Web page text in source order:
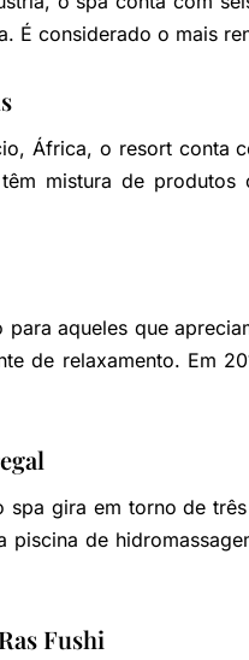
É considerado o mais
África, o resort conta
mistura de
para aqueles que
de relaxamento. Em
gira em torno de
piscina de
Fushi